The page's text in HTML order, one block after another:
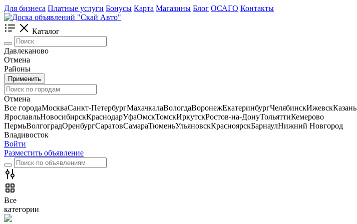
Для бизнеса Платные услуги Бонусы Карта Магазины Блог ОСАГО Контакты
Каталог
Давлеканово
Отмена
Районы
Применить
Отмена
Все городаМоскваСанкт-ПетербургМахачкалаВологдаВоронежЕкатеринбургЧелябинскИжевскКазань
ЯрославльНовосибирскКраснодарУфаОмскТомскИркутскРостов-на-ДонуТольяттиКемерово
ПермьВолгоградОренбургСаратовСамараТюменьУльяновскКрасноярскБарнаулНижний Новгород
Владивосток
Войти
Разместить объявление
Все
категории